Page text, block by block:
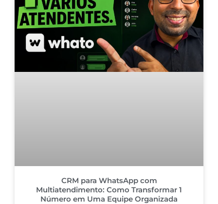
CRM para WhatsApp com
Multiatendimento: Como Transformar 1
Número em Uma Equipe Organizada